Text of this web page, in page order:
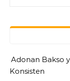
Adonan Bakso
Konsisten